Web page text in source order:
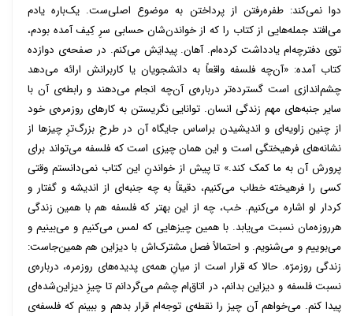
دوا نمی‌کند: طفره‌رفتن از پرداختن به موضوع اصلی‌ست. یک‌باره یادم
می‌افتد جمله‌هایی از کتاب را که از خواندن‌شان حسابی سرِ کِیف آمده بودم،
توی دفترچه‌ام یادداشت کرده‌ام. آهان. پیدایَش می‌کنم. در صفحه‌ی دوازده
کتاب آمده: «آن‌چه فلسفه واقعاً به دانشجویان یا کاربرانش ارائه می‌دهد
چشم‌اندازی ا‌ست گسترده‌تر درباره‌ی آن‌چه انجام می‌دهند و رابطه‌ی آن با
سایر جنبه‌های مهم زندگی انسان. توانایی نگریستن به کارهای روزمره‌ی خود
از چنین زاویه‌ای و اندیشیدن براساس جایگاه آن در طرحِ بزرگ‌ترِ چیزها از
نشانه‌های فرهیختگی است و این همان چیزی است که فلسفه می‌تواند برای
پرورش آن به ما کمک کند.» تا پیش از خواندنِ این کتاب نمی‌دانستم وقتی
کسی را فرهیخته خطاب می‌کنیم، دقیقاً به چه جنبه‌ای از اندیشه و گفتار و
کردار او اشاره می‌کنیم. خب، چه از این بهتر که فلسفه هم با همین زندگی
هرروزه‌مان نسبت می‌یابد. با همین چیزهایی که لمس می‌کنیم و می‌بینیم و
می‌بوییم و می‌شنویم. و احتمالاً فصل مشترک‌اش با دیزاین هم همین‌جاست:
زندگی روزمرّه. حالا که قرار است از میانِ همه‌ی پدیده‌های روزمره، درباره‌ی
نسبت فلسفه و دیزاین بدانم، در اتاق‌ام چشم می‌گردانم تا چیزِ دیزاین‌شده‌ای
پیدا کنم. می‌خواهم آن چیز را نقطه‌ی توجه‌ام قرار بدهم و ببینم که فلسفه‌ی